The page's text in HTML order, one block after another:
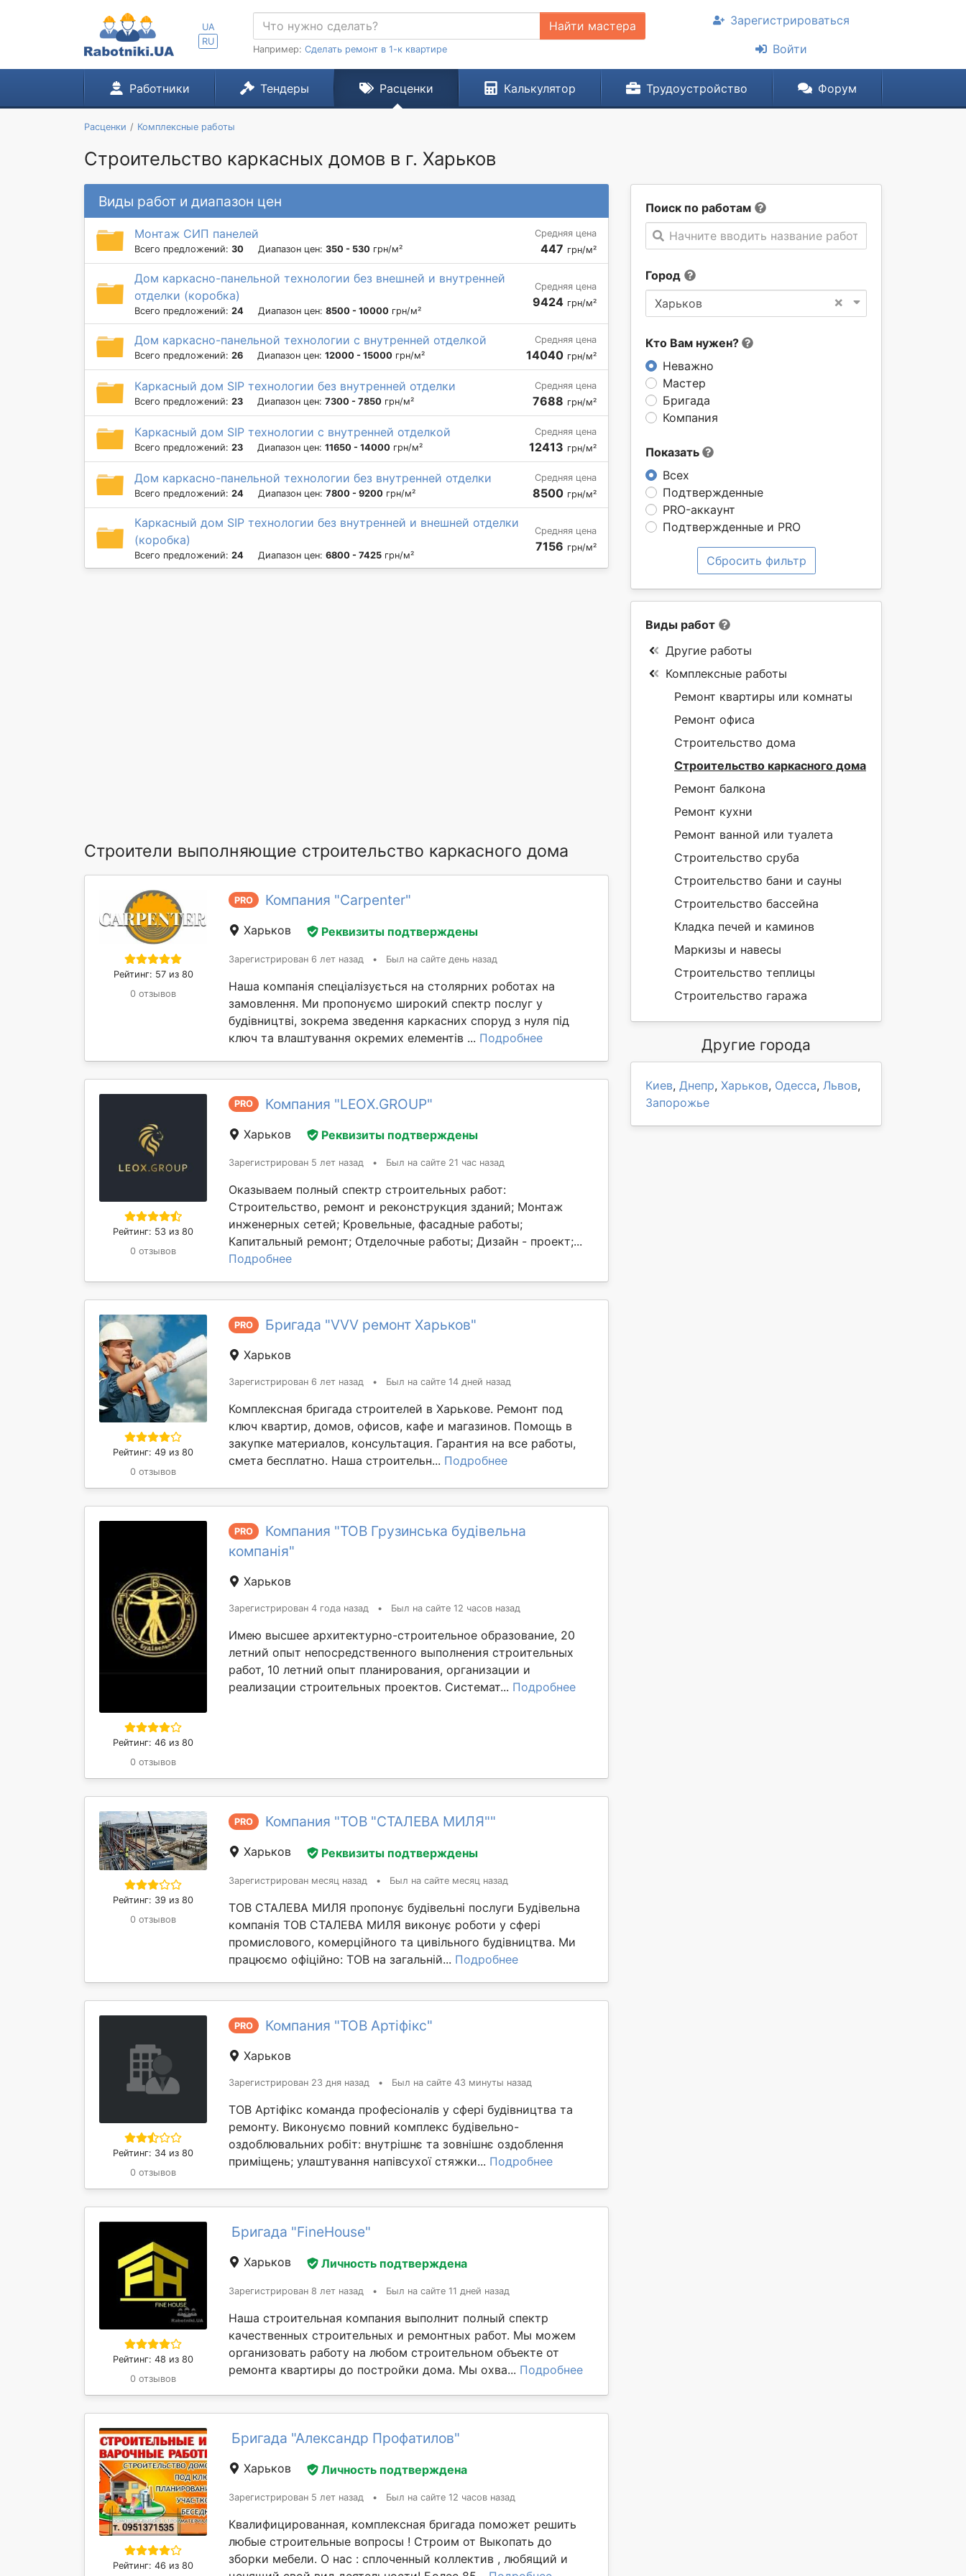
UA
RU
Найти мастера
Например: Сделать ремонт в 1-к квартире
Зарегистрироваться
Войти
Работники Тендеры Расценки Калькулятор Трудоустройство Форум
Расценки Комплексные работы
Строительство каркасных домов в г. Харьков
Поиск по работам
Начните вводить название работы
Город
×
Харьков
Кто Вам нужен?
Неважно
Мастер
Бригада
Компания
Показать
Всех
Подтвержденные
PRO-аккаунт
Подтвержденные и PRO
Сбросить фильтр
Виды работ и диапазон цен
Монтаж СИП панелей
Всего предложений: 30 Диапазон цен: 350 - 530 грн/м²
Средняя цена
447 грн/м²
Дом каркасно-панельной технологии без внешней и внутренней
отделки (коробка)
Всего предложений: 24 Диапазон цен: 8500 - 10000 грн/м²
Средняя цена
9424 грн/м²
Дом каркасно-панельной технологии с внутренней отделкой
Всего предложений: 26 Диапазон цен: 12000 - 15000 грн/м²
Средняя цена
14040 грн/м²
Каркасный дом SIP технологии без внутренней отделки
Всего предложений: 23 Диапазон цен: 7300 - 7850 грн/м²
Средняя цена
7688 грн/м²
Каркасный дом SIP технологии с внутренней отделкой
Всего предложений: 23 Диапазон цен: 11650 - 14000 грн/м²
Средняя цена
12413 грн/м²
Дом каркасно-панельной технологии без внутренней отделки
Всего предложений: 24 Диапазон цен: 7800 - 9200 грн/м²
Средняя цена
8500 грн/м²
Каркасный дом SIP технологии без внутренней и внешней отделки
(коробка)
Всего предложений: 24 Диапазон цен: 6800 - 7425 грн/м²
Средняя цена
7156 грн/м²
Строители выполняющие строительство каркасного дома
Рейтинг: 57 из 80
0 отзывов
PRO Компания "Сarpenter"
Харьков Реквизиты подтверждены
Зарегистрирован 6 лет назад • Был на сайте день назад
Наша компанія спеціалізується на столярних роботах на
замовлення. Ми пропонуємо широкий спектр послуг у
будівництві, зокрема зведення каркасних споруд з нуля під
ключ та влаштування окремих елементів ... Подробнее
Рейтинг: 53 из 80
0 отзывов
PRO Компания "LEOX.GROUP"
Харьков Реквизиты подтверждены
Зарегистрирован 5 лет назад • Был на сайте 21 час назад
Оказываем полный спектр строительных работ:
Строительство, ремонт и реконструкция зданий; Монтаж
инженерных сетей; Кровельные, фасадные работы;
Капитальный ремонт; Отделочные работы; Дизайн - проект;...
Подробнее
Рейтинг: 49 из 80
0 отзывов
PRO Бригада "VVV ремонт Харьков"
Харьков
Зарегистрирован 6 лет назад • Был на сайте 14 дней назад
Комплексная бригада строителей в Харькове. Ремонт под
ключ квартир, домов, офисов, кафе и магазинов. Помощь в
закупке материалов, консультация. Гарантия на все работы,
смета бесплатно. Наша строительн... Подробнее
Рейтинг: 46 из 80
0 отзывов
PRO
Компания "ТОВ Грузинська будівельна
компанія"
Харьков
Зарегистрирован 4 года назад • Был на сайте 12 часов назад
Имею высшее архитектурно-строительное образование, 20
летний опыт непосредственного выполнения строительных
работ, 10 летний опыт планирования, организации и
реализации строительных проектов. Системат... Подробнее
Рейтинг: 39 из 80
0 отзывов
PRO Компания "ТОВ "СТАЛЕВА МИЛЯ""
Харьков Реквизиты подтверждены
Зарегистрирован месяц назад • Был на сайте месяц назад
ТОВ СТАЛЕВА МИЛЯ пропонує будівельні послуги Будівельна
компанія ТОВ СТАЛЕВА МИЛЯ виконує роботи у сфері
промислового, комерційного та цивільного будівництва. Ми
працюємо офіційно: ТОВ на загальній... Подробнее
Рейтинг: 34 из 80
0 отзывов
PRO Компания "ТОВ Артіфікс"
Харьков
Зарегистрирован 23 дня назад • Был на сайте 43 минуты назад
ТОВ Артіфікс команда професіоналів у сфері будівництва та
ремонту. Виконуємо повний комплекс будівельно-
оздоблювальних робіт: внутрішнє та зовнішнє оздоблення
приміщень; улаштування напівсухої стяжки... Подробнее
Рейтинг: 48 из 80
0 отзывов
Бригада "FineHouse"
Харьков Личность подтверждена
Зарегистрирован 8 лет назад • Был на сайте 11 дней назад
Наша строительная компания выполнит полный спектр
качественных строительных и ремонтных работ. Мы можем
организовать работу на любом строительном объекте от
ремонта квартиры до постройки дома. Мы охва... Подробнее
Рейтинг: 46 из 80
Бригада "Александр Профатилов"
Харьков Личность подтверждена
Зарегистрирован 5 лет назад • Был на сайте 12 часов назад
Квалифицированная, комплексная бригада поможет решить
любые строительные вопросы ! Строим от Выкопать до
зборки мебели. О нас : сплоченный коллектив , любящий и
Виды работ
Другие работы
Комплексные работы
Ремонт квартиры или комнаты
Ремонт офиса
Строительство дома
Строительство каркасного дома
Ремонт балкона
Ремонт кухни
Ремонт ванной или туалета
Строительство сруба
Строительство бани и сауны
Строительство бассейна
Кладка печей и каминов
Маркизы и навесы
Строительство теплицы
Строительство гаража
Другие города
Киев, Днепр, Харьков, Одесса, Львов,
Запорожье